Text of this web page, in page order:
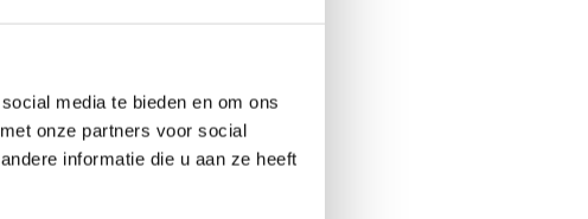
media te bieden en om ons
onze partners voor social
informatie die u aan ze heeft